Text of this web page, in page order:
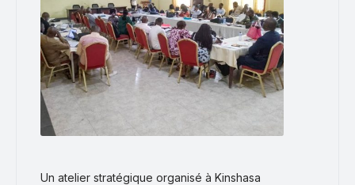
Un atelier stratégique organisé à Kinshasa